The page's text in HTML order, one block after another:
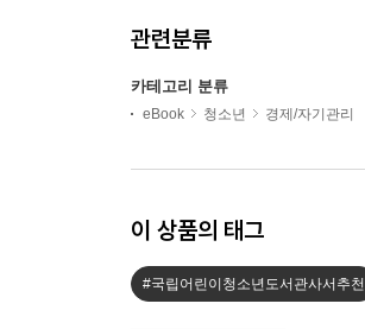
관련분류
카테고리 분류
eBook 청소년 경제/자기관리
이 상품의 태그
#국립어린이청소년도서관사서추천